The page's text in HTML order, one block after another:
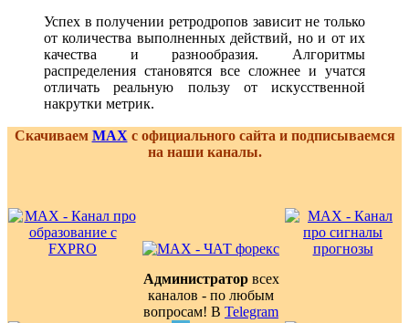
Успех в получении ретродропов зависит не только
от количества выполненных действий, но и от их
качества и разнообразия. Алгоритмы
распределения становятся все сложнее и учатся
отличать реальную пользу от искусственной
накрутки метрик.
Скачиваем MAXс официального сайта и подписываемся
на наши каналы.
Администраторвсех
каналов - по любым
вопросам! В Telegram